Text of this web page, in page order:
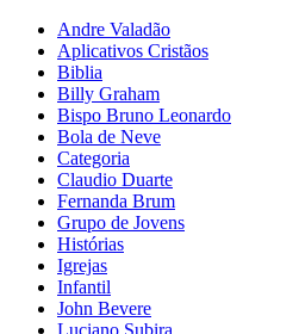
Andre Valadão
Aplicativos Cristãos
Biblia
Billy Graham
Bispo Bruno Leonardo
Bola de Neve
Categoria
Claudio Duarte
Fernanda Brum
Grupo de Jovens
Histórias
Igrejas
Infantil
John Bevere